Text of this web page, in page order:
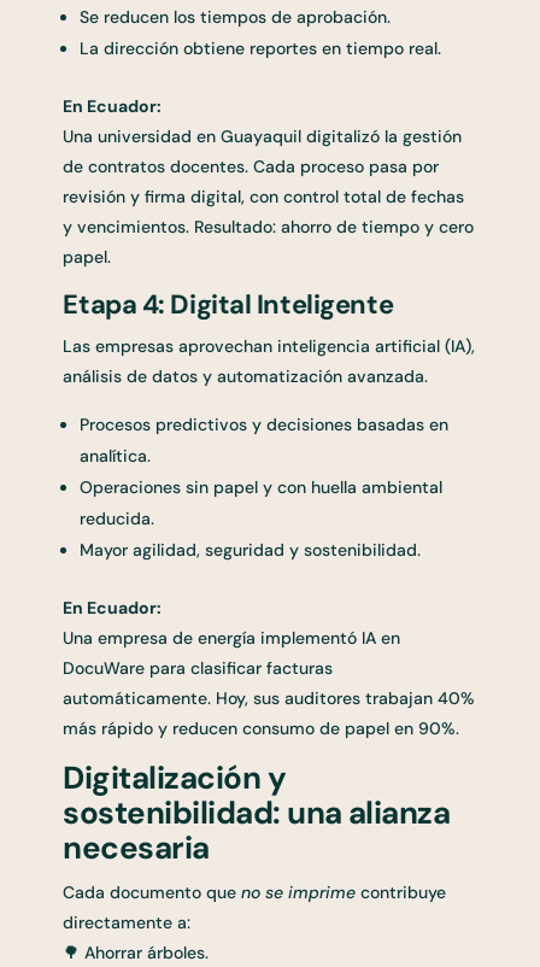
Se reducen los tiempos de aprobación.
La dirección obtiene reportes en tiempo real.
En Ecuador:
Una universidad en Guayaquil digitalizó la gestión
de contratos docentes. Cada proceso pasa por
revisión y firma digital, con control total de fechas
y vencimientos. Resultado: ahorro de tiempo y cero
papel.
Etapa 4: Digital Inteligente
Las empresas aprovechan inteligencia artificial (IA),
análisis de datos y automatización avanzada.
Procesos predictivos y decisiones basadas en
analítica.
Operaciones sin papel y con huella ambiental
reducida.
Mayor agilidad, seguridad y sostenibilidad.
En Ecuador:
Una empresa de energía implementó IA en
DocuWare para clasificar facturas
automáticamente. Hoy, sus auditores trabajan 40%
más rápido y reducen consumo de papel en 90%.
Digitalización y
sostenibilidad: una alianza
necesaria
Cada documento queno se imprime contribuye
directamente a:
🌳 Ahorrar árboles.